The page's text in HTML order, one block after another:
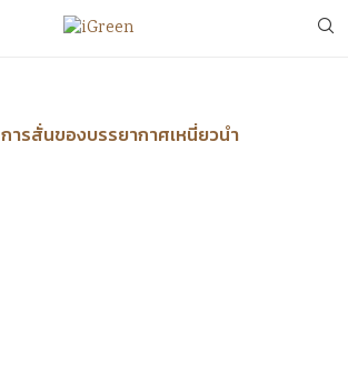
การสั่นของบรรยากาศเหนี่ยวนำ